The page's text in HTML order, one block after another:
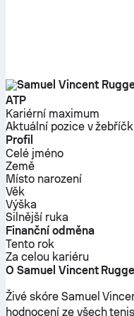
Samuel Vincent
ATP
Kariérní maximum
Aktuální pozice v
Profil
Celé jméno
Země
Místo narození
Věk
Výška
Silnější ruka
Finanční odměna
Tento rok
Za celou kariéru
O Samuel Vincent
Živé skóre Samuel
hodnocení ze všech